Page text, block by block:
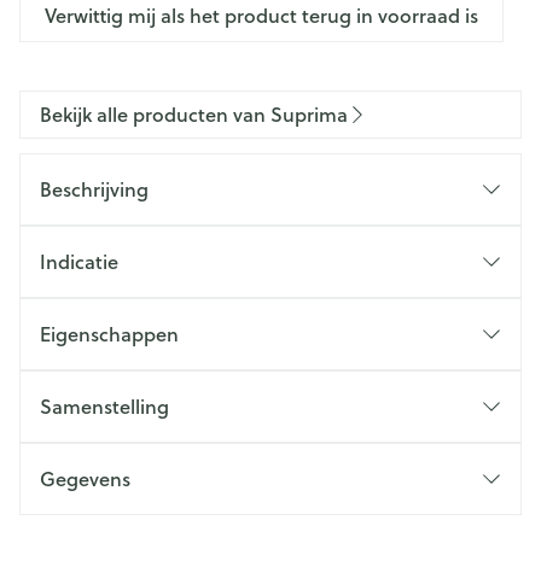
Verwittig mij als het product terug in voorraad is
Bekijk alle producten van Suprima
Beschrijving
Indicatie
Eigenschappen
Samenstelling
Gegevens